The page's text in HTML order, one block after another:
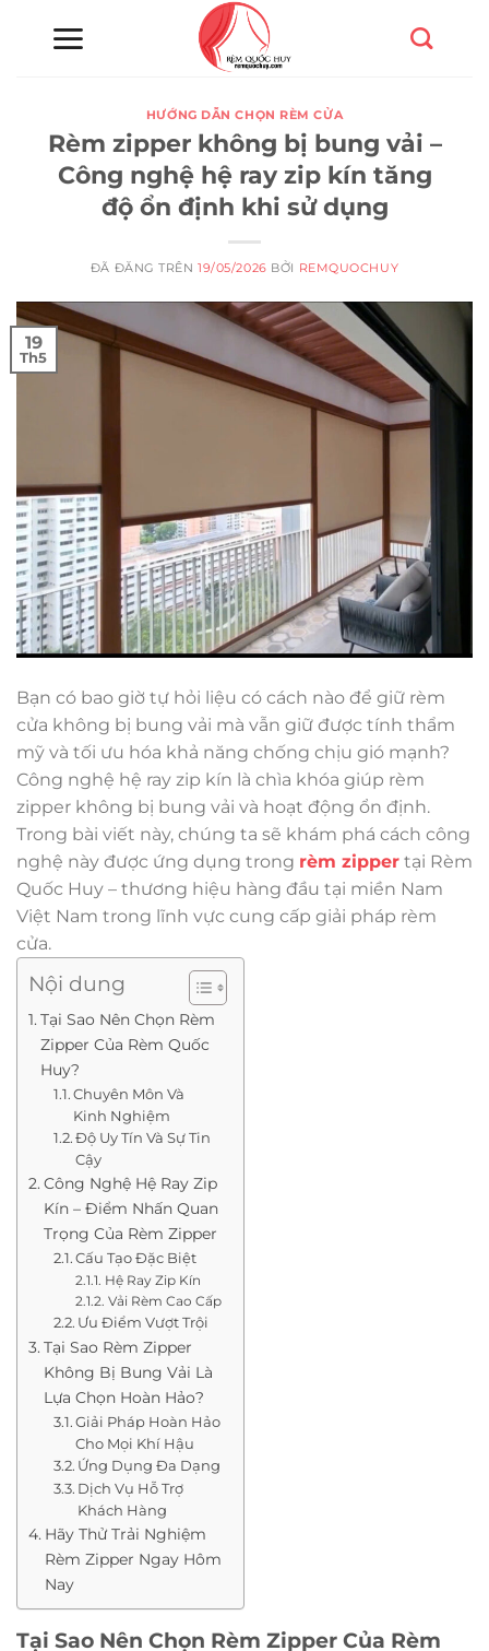
HƯỚNG DẪN CHỌN RÈM CỬA
Rèm zipper không bị bung vải –
Công nghệ hệ ray zip kín tăng
độ ổn định khi sử dụng
ĐÃ ĐĂNG TRÊN19/05/2026 BỞI REMQUOCHUY
19
Th5
Bạn có bao giờ tự hỏi liệu có cách nào để giữ rèm
cửa không bị bung vải mà vẫn giữ được tính thẩm
mỹ và tối ưu hóa khả năng chống chịu gió mạnh?
Công nghệ hệ ray zip kín là chìa khóa giúp rèm
zipper không bị bung vải và hoạt động ổn định.
Trong bài viết này, chúng ta sẽ khám phá cách công
nghệ này được ứng dụng trong rèm zipper tại Rèm
Quốc Huy – thương hiệu hàng đầu tại miền Nam
Việt Nam trong lĩnh vực cung cấp giải pháp rèm
cửa.
Nội dung
Tại Sao Nên Chọn Rèm
Zipper Của Rèm Quốc
Huy?
Chuyên Môn Và
Kinh Nghiệm
Độ Uy Tín Và Sự Tin
Cậy
Công Nghệ Hệ Ray Zip
Kín – Điểm Nhấn Quan
Trọng Của Rèm Zipper
Cấu Tạo Đặc Biệt
Hệ Ray Zip Kín
Vải Rèm Cao Cấp
Ưu Điểm Vượt Trội
Tại Sao Rèm Zipper
Không Bị Bung Vải Là
Lựa Chọn Hoàn Hảo?
Giải Pháp Hoàn Hảo
Cho Mọi Khí Hậu
Ứng Dụng Đa Dạng
Dịch Vụ Hỗ Trợ
Khách Hàng
Hãy Thử Trải Nghiệm
Rèm Zipper Ngay Hôm
Nay
Tại Sao Nên Chọn Rèm Zipper Của Rèm